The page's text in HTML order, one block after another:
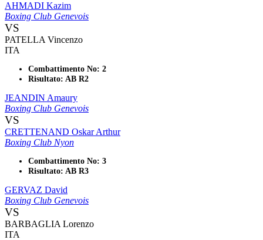
AHMADI Kazim
Boxing Club Genevois
VS
PATELLA Vincenzo
ITA
Combattimento No: 2
Risultato: AB R2
JEANDIN Amaury
Boxing Club Genevois
VS
CRETTENAND Oskar Arthur
Boxing Club Nyon
Combattimento No: 3
Risultato: AB R3
GERVAZ David
Boxing Club Genevois
VS
BARBAGLIA Lorenzo
ITA